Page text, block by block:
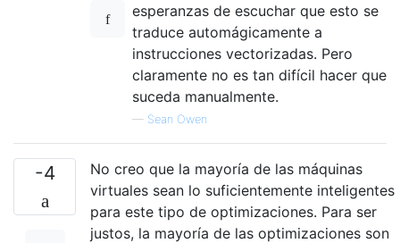
esperanzas de escuchar que esto se
traduce automágicamente a
instrucciones vectorizadas. Pero
claramente no es tan difícil hacer que
suceda manualmente.
— Sean Owen
-4
No creo que la mayoría de las máquinas
virtuales sean lo suficientemente inteligentes
para este tipo de optimizaciones. Para ser
justos, la mayoría de las optimizaciones son